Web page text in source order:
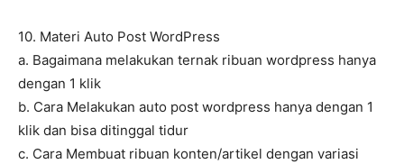
10. Materi Auto Post WordPress
a. Bagaimana melakukan ternak ribuan wordpress hanya
dengan 1 klik
b. Cara Melakukan auto post wordpress hanya dengan 1
klik dan bisa ditinggal tidur
c. Cara Membuat ribuan konten/artikel dengan variasi